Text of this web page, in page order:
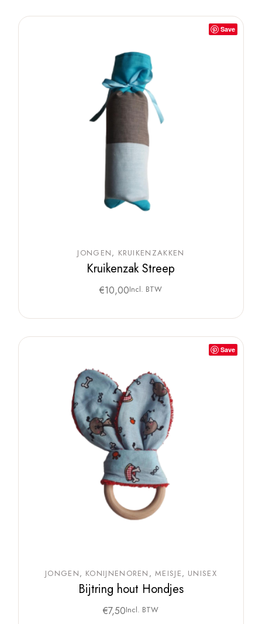
Save
JONGEN KRUIKENZAKKEN
Kruikenzak Streep
€10,00Incl. BTW
Save
JONGEN KONIJNENOREN MEISJE UNISEX
Bijtring hout Hondjes
€7,50Incl. BTW